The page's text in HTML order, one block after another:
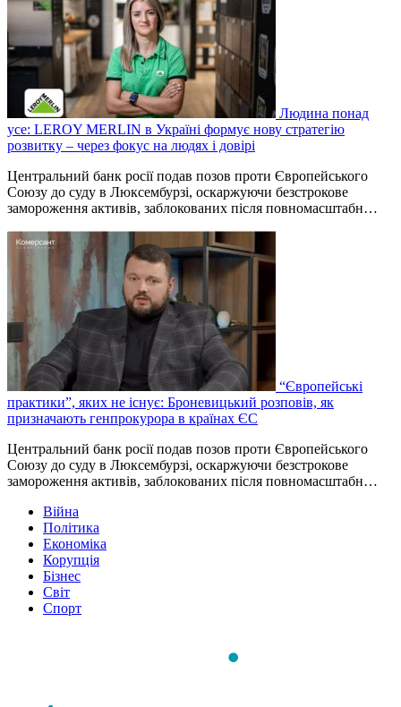
Людина понад
усе: LEROY MERLIN в Україні формує нову стратегію
розвитку – через фокус на людях і довірі
Центральний банк росії подав позов проти Європейського
Союзу до суду в Люксембурзі, оскаржуючи безстрокове
замороження активів, заблокованих після повномасштабн…
“Європейські
практики”, яких не існує: Броневицький розповів, як
призначають генпрокурора в країнах ЄС
Центральний банк росії подав позов проти Європейського
Союзу до суду в Люксембурзі, оскаржуючи безстрокове
замороження активів, заблокованих після повномасштабн…
Війна
Політика
Економіка
Корупція
Бізнес
Світ
Спорт